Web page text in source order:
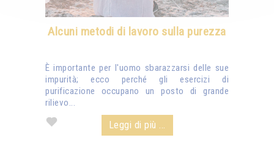
Alcuni metodi di lavoro sulla purezza
È importante per l'uomo sbarazzarsi delle sue
impurità; ecco perché gli esercizi di
purificazione occupano un posto di grande
rilievo...
Leggi di più ...